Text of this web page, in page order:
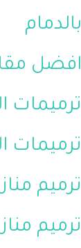
بالدمام
افضل
ترميمات
ترميمات
ترميم
ترميم